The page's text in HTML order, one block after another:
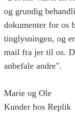
og grundig
dokumenter for os
tinglysningen, og
mail fra jer til os.
anbefale andre".
Marie og Ole
Kunder hos Replik